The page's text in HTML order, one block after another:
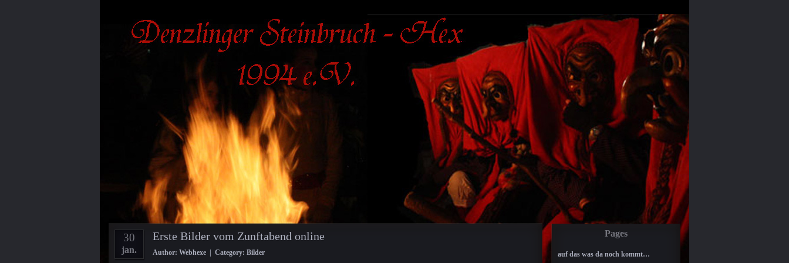
30
jan.
Erste Bilder vom Zunftabend online
Author: Webhexe | Category: Bilder
Pages
auf das was da noch kommt…